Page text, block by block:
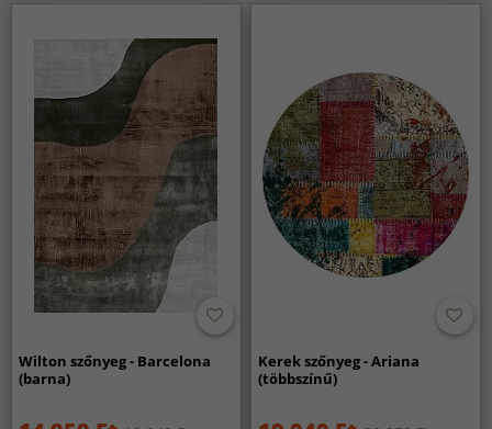
Wilton szőnyeg - Barcelona
(barna)
Kerek szőnyeg - Ariana
(többszínű)